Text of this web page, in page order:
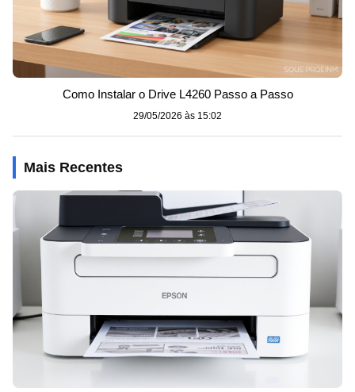
Como Instalar o Drive L4260 Passo a Passo
29/05/2026 às 15:02
Mais Recentes